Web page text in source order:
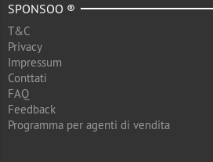
SPONSOO ®
T&C
Privacy
Impressum
Conttati
FAQ
Feedback
Programma per agenti di vendita